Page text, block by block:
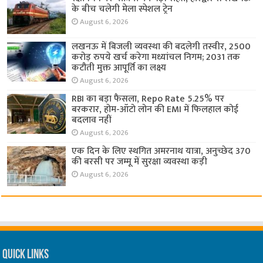
के बीच चलेगी मेला स्पेशल ट्रेन
August 6, 2026
लखनऊ में बिजली व्यवस्था की बदलेगी तस्वीर, 2500
करोड़ रुपये खर्च करेगा मध्यांचल निगम; 2031 तक
कटौती मुक्त आपूर्ति का लक्ष्य
August 6, 2026
RBI का बड़ा फैसला, Repo Rate 5.25% पर
बरकरार, होम-ऑटो लोन की EMI में फिलहाल कोई
बदलाव नहीं
August 6, 2026
एक दिन के लिए स्थगित अमरनाथ यात्रा, अनुच्छेद 370
की बरसी पर जम्मू में सुरक्षा व्यवस्था कड़ी
August 6, 2026
Quick Links